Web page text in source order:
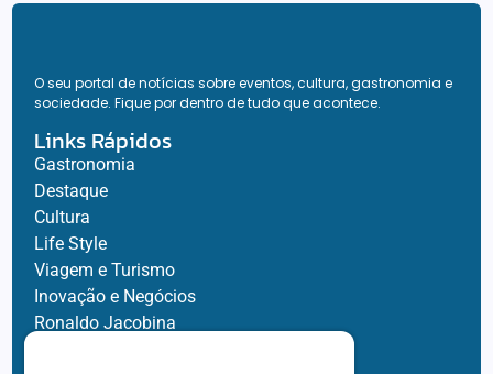
O seu portal de notícias sobre eventos, cultura, gastronomia e
sociedade. Fique por dentro de tudo que acontece.
Links Rápidos
Gastronomia
Destaque
Cultura
Life Style
Viagem e Turismo
Inovação e Negócios
Ronaldo Jacobina